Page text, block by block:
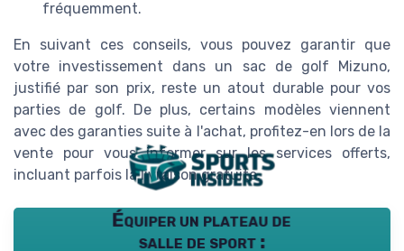
fréquemment.
En suivant ces conseils, vous pouvez garantir que
votre investissement dans un sac de golf Mizuno,
justifié par son prix, reste un atout durable pour vos
parties de golf. De plus, certains modèles viennent
avec des garanties suite à l'achat, profitez-en lors de la
vente pour vous informer sur les services offerts,
incluant parfois la livraison gratuite.
Équiper un plateau de
salle de sport :